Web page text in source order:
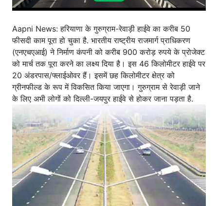
Aapni News: हरियाणा के गुरुग्राम-रेवाड़ी हाईवे का करीब 50
फीसदी काम पूरा हो चुका है. भारतीय राष्ट्रीय राजमार्ग प्राधिकरण
(एनएचएआई) ने निर्माण कंपनी को करीब 900 करोड़ रुपये के प्रोजेक्ट
को मार्च तक पूरा करने का लक्ष्य दिया है। इस 46 किलोमीटर हाईवे पर
20 अंडरपास/फ्लाईओवर हैं। इसमें छह किलोमीटर क्षेत्र को
ग्रीनफील्ड के रूप में विकसित किया जाएगा। गुरुग्राम से रेवाड़ी जाने
के लिए अभी लोगों को दिल्ली-जयपुर हाईवे से होकर जाना पड़ता है.